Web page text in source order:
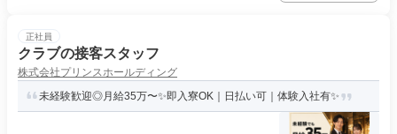
正社員
クラブの接客スタッフ
株式会社プリンスホールディング
未経験歓迎◎月給35万〜✨即入寮OK｜日払い可｜体験入社有✨